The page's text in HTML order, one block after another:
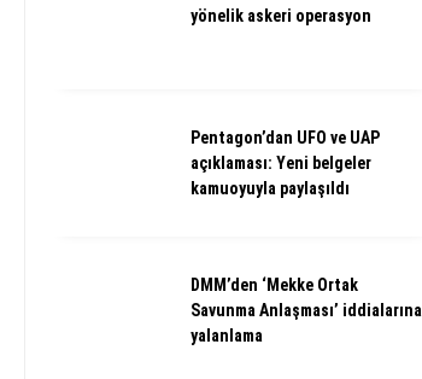
yönelik askeri operasyon
Pentagon’dan UFO ve UAP
açıklaması: Yeni belgeler
kamuoyuyla paylaşıldı
DMM’den ‘Mekke Ortak
Savunma Anlaşması’ iddialarına
yalanlama